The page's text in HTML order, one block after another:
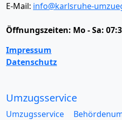
E-Mail: info@karlsruhe-
Öffnungszeiten: Mo - Sa:
Impressum
Datenschutz
Umzugsservice
Umzugsservice